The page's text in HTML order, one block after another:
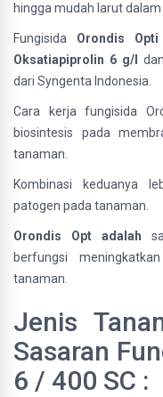
hingga mudah larut dalam
Fungisida Orondis
Oksatiapiprolin 6 g/l
dan
dari Syngenta Indonesia.
Cara kerja fungisida
biosintesis pada
tanaman.
Kombinasi keduanya
patogen pada tanaman.
Orondis Opt adalah
berfungsi
tanaman.
Jenis
Sasaran
6 / 400 SC :